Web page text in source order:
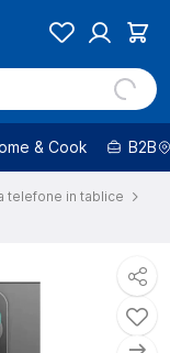
& Cook B2B
telefone in tablice